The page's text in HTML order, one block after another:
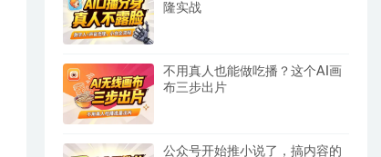
隆实战
不用真人也能做吃播？这个AI画
布三步出片
公众号开始推小说了，搞内容的